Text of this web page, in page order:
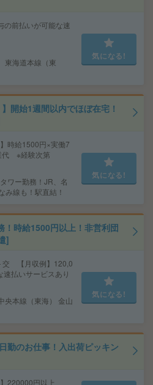
前払いが可能な速
海道本線（東
気になる!
開始1週間以内でほぼ在宅！
時給1500円×実働7
代 ※経験次第
ワー勤務！JR、名
み線も！駅直結！
気になる!
時給1500円以上！非営利団
]
交 【月収例】120,0
払いサービスあり
本線（東海） 金山
気になる!
勤のお仕事！入出荷ピッキン
220000円以上